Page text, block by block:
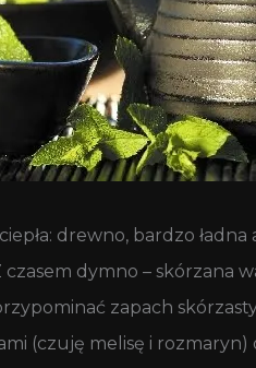
drewno, bardzo
dymno – skórzana
zapach
(czuję melisę i